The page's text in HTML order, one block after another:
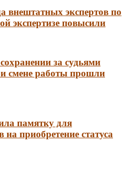
внештатных экспертов по
экспертизе повысили
за судьями
смене работы прошли
памятку для
на приобретение статуса